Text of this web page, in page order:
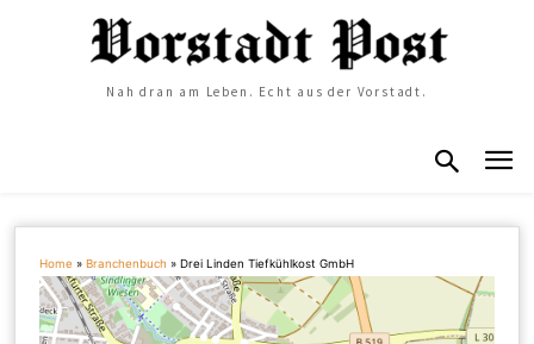
Nah dran am Leben. Echt aus der Vorstadt.
Home »Branchenbuch »Drei Linden Tiefkühlkost GmbH